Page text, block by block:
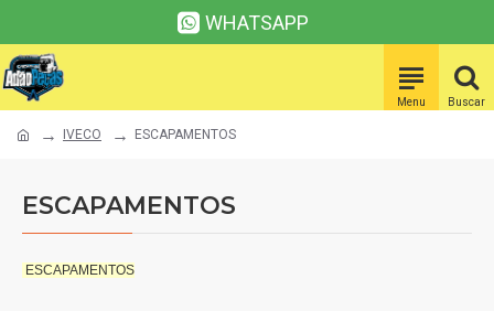
WHATSAPP
IVECO ESCAPAMENTOS
ESCAPAMENTOS
ESCAPAMENTOS